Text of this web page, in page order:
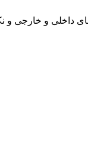
داخلی و خارجی